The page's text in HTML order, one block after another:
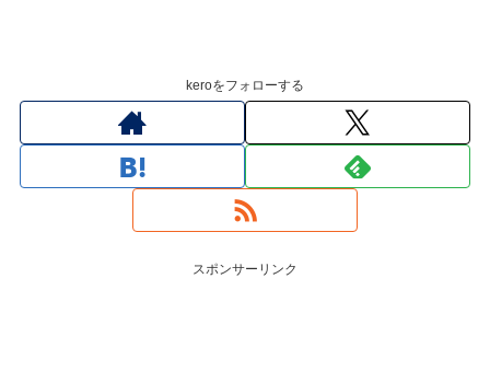
keroをフォローする
スポンサーリンク